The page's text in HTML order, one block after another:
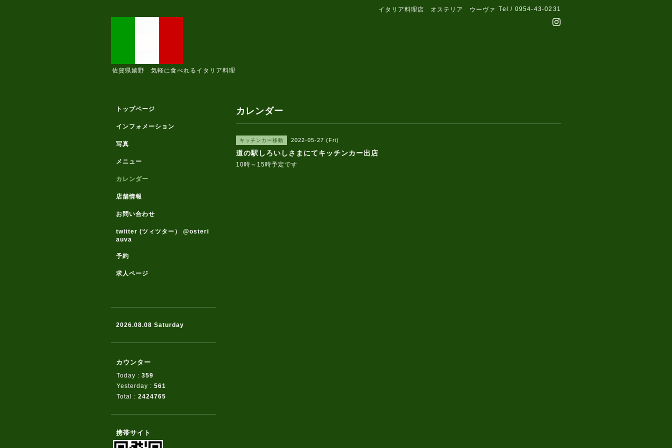
イタリア料理店 オステリア ウーヴァ Tel / 0954-43-0231
佐賀県嬉野 気軽に食べれるイタリア料理
カレンダー
キッチンカー移動 2022-05-27 (Fri)
道の駅しろいしさまにてキッチンカー出店
10時～15時予定です
トップページ
インフォメーション
写真
メニュー
カレンダー
店舗情報
お問い合わせ
twitter (ツィツター） @osteri
auva
予約
求人ページ
2026.08.08 Saturday
カウンター
Today : 359
Yesterday : 561
Total : 2424765
携帯サイト